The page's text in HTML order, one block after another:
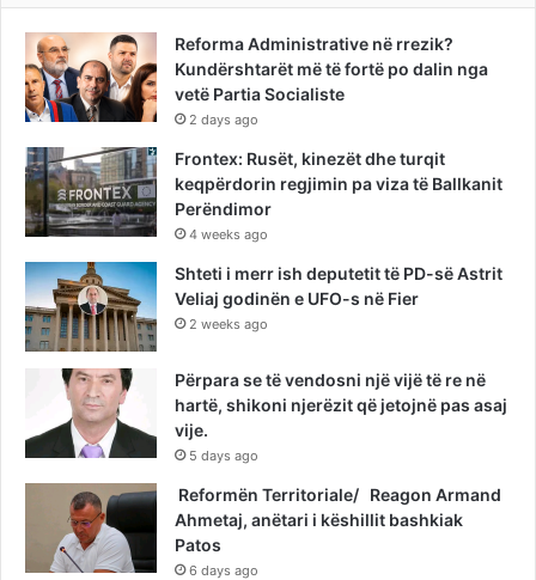
Reforma Administrative në rrezik?
Kundërshtarët më të fortë po dalin nga
vetë Partia Socialiste
2 days ago
Frontex: Rusët, kinezët dhe turqit
keqpërdorin regjimin pa viza të Ballkanit
Perëndimor
4 weeks ago
Shteti i merr ish deputetit të PD-së Astrit
Veliaj godinën e UFO-s në Fier
2 weeks ago
Përpara se të vendosni një vijë të re në
hartë, shikoni njerëzit që jetojnë pas asaj
vije.
5 days ago
Reformën Territoriale/ Reagon Armand
Ahmetaj, anëtari i këshillit bashkiak
Patos
6 days ago